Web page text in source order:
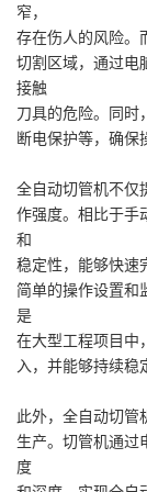
窄，
存在伤人的风险。
切割区域，通过电
接触
刀具的危险。同时
断电保护等，确保
全自动切管机不仅
作强度。相比于手
和
稳定性，能够快速
简单的操作设置和
是
在大型工程项目中
入，并能够持续稳
此外，全自动切管
生产。切管机通过
度